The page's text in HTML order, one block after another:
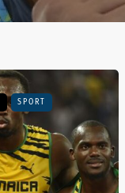
SPORT